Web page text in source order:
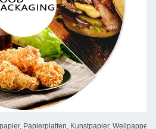
Papierplatten, Kunstpapier, Wellpappe,